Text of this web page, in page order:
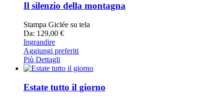
Il silenzio della montagna
Stampa Giclée su tela
Da: 129,00 €
Ingrandire
Aggiungi preferiti
Più Dettagli
Estate tutto il giorno